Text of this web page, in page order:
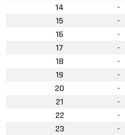
14
-
15
-
16
-
17
-
18
-
19
-
20
-
21
-
22
-
23
-